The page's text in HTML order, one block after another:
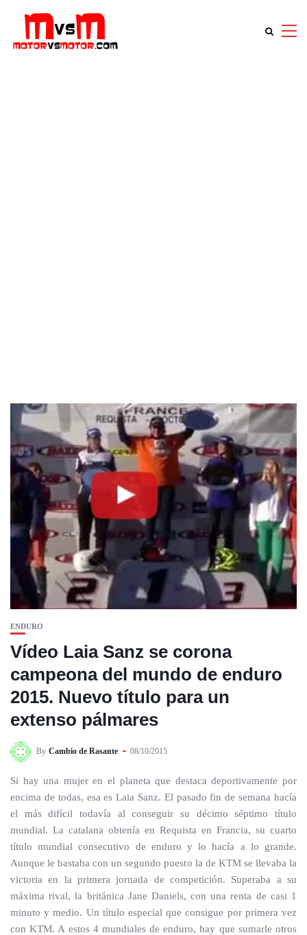
ENDURO
Vídeo Laia Sanz se corona
campeona del mundo de enduro
2015. Nuevo título para un
extenso pálmares
By Cambio de Rasante 08/10/2015
Si hay una mujer en el planeta que destaca deportivamente por
encima de todas, esa es Laia Sanz. El pasado fin de semana hacía
el más difícil todavía al conseguir su décimo séptimo título
mundial. La catalana obtenía en Requista en Francia, su cuarto
título mundial consecutivo de enduro y lo hacía a lo grande.
Aunque le bastaba con un segundo puesto la de KTM se llevaba la
victoria en la primera jornada de competición. Superaba a su
máxima rival, la británica Jane Daniels, con una renta de casi 1
minuto y medio. Un título especial que consigue por primera vez
con KTM. A estos 4 mundiales de enduro, hay que sumarle otros